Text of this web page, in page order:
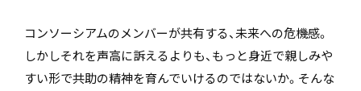
コンソーシアムのメンバーが共有する、未来への危機感。
しかしそれを声高に訴えるよりも、もっと身近で親しみや
すい形で共助の精神を育んでいけるのではないか。そんな